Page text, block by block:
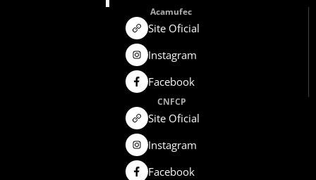
Acamufec
Site Oficial
Instagram
Facebook
CNFCP
Site Oficial
Instagram
Facebook